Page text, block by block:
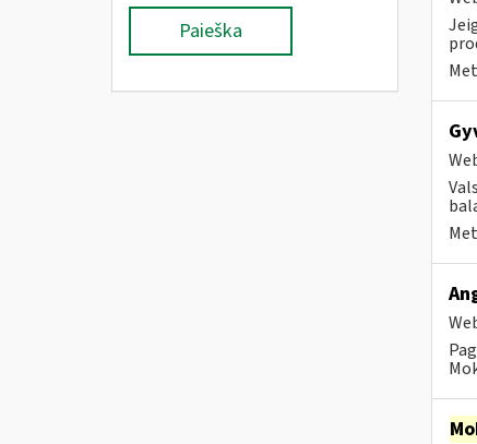
Paieška